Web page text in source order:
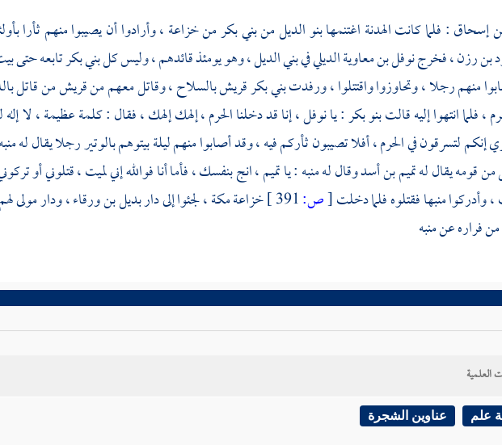
إسحاق: فلما كانت الهدنة اغتنمهابنو الديلمنبني بكرمنخزاعة، وأرادوا أن يصيبوا منهم ثأرا
بن رزن، فخرجنوفل بن معاوية الديليفيبني الديل، وهو يومئذ قائدهم ، وليس كلبني بكرتابعه حتى
منهم رجلا ، وتحاوزوا واقتتلوا ، ورفدتبني بكرقريشبالسلاح ، وقاتل معهم منقريشمن قاتل
، فلما انتهوا إليه قالتبنو بكر: يانوفل، إنا قد دخلنا الحرم ، إلهك إلهك ، فقال : كلمة عظيمة ، لا إله
إنكم لتسرقون فيالحرم، أفلا تصيبون ثأركم فيه ، وقد أصابوا منهم ليلة بيتوهم بالوتير رجلا يقال لهمنبه
قومه يقال لهتميم بن أسدوقال لهمنبه: ياتميم، انج بنفسك ، فأما أنا فوالله إني لميت ، قتلوني أو
وأدركوا منبها فقتلوه فلما دخلت[ص: خزاعةمكة، لجئوا إلى داربديل بن ورقاء، ودار مولى
فراره عنمنبه
العلمية
علم عناوين الشجرة